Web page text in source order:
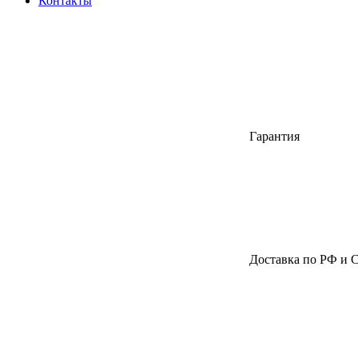
Гарантия
Доставка по РФ и